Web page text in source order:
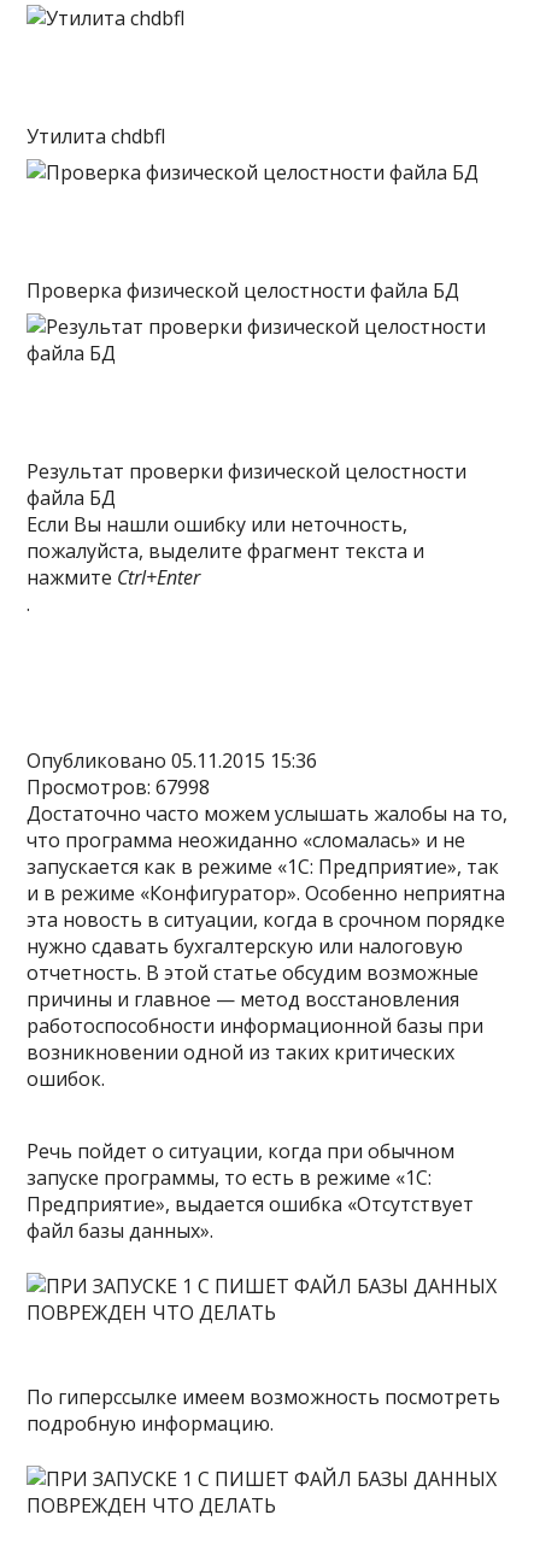
Утилита chdbfl
Проверка физической целостности файла БД
Результат проверки физической целостности
файла БД
Если Вы нашли ошибку или неточность,
пожалуйста, выделите фрагмент текста и
нажмите Ctrl+Enter
.
Опубликовано 05.11.2015 15:36
Просмотров: 67998
Достаточно часто можем услышать жалобы на то,
что программа неожиданно «сломалась» и не
запускается как в режиме «1С: Предприятие», так
и в режиме «Конфигуратор». Особенно неприятна
эта новость в ситуации, когда в срочном порядке
нужно сдавать бухгалтерскую или налоговую
отчетность. В этой статье обсудим возможные
причины и главное — метод восстановления
работоспособности информационной базы при
возникновении одной из таких критических
ошибок.
Речь пойдет о ситуации, когда при обычном
запуске программы, то есть в режиме «1С:
Предприятие», выдается ошибка «Отсутствует
файл базы данных».
По гиперссылке имеем возможность посмотреть
подробную информацию.